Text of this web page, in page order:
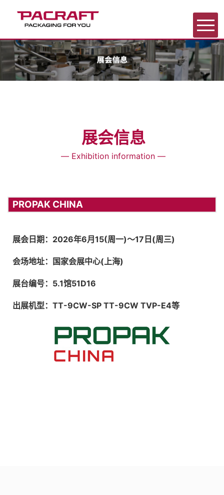
首页
关于我们
联系我们
展会信息
— Exhibition information —
PROPAK CHINA
展会日期：2026年6月15(周一)～17日(周三)
会场地址：国家会展中心(上海)
展台编号：5.1馆51D16
出展机型：TT-9CW-SP TT-9CW TVP-E4等